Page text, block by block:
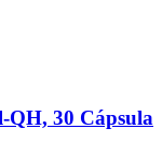
30 Cápsula